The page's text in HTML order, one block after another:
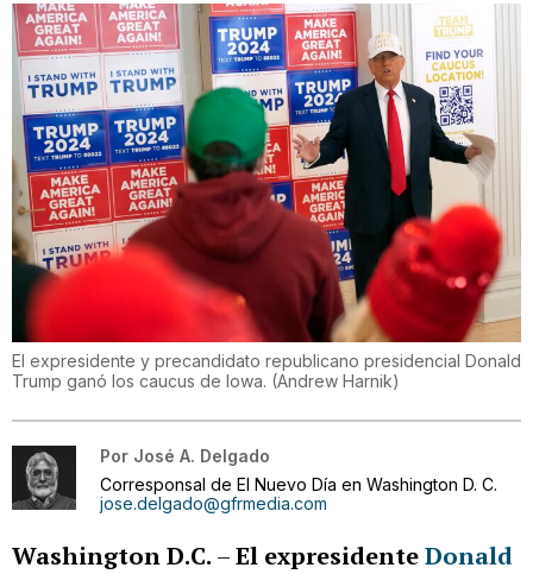
El expresidente y precandidato republicano presidencial Donald
Trump ganó los caucus de Iowa. (Andrew Harnik)
Por José A. Delgado
Corresponsal de El Nuevo Día en Washington D. C.
jose.delgado@gfrmedia.com
Washington D.C. –El expresidenteDonald